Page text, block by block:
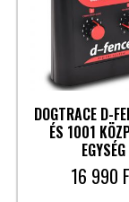
DOGTRACE D-
ÉS 1001
EGYSÉG
16 990